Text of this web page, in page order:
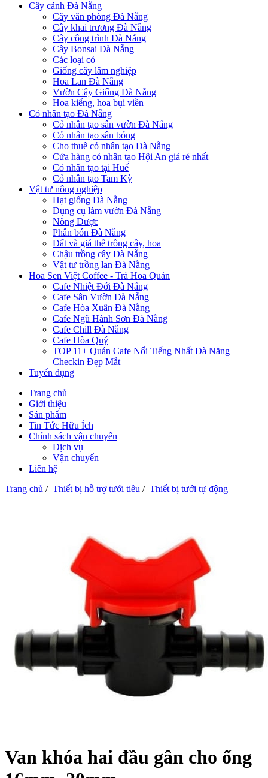
Cây cảnh Đà Nẵng
Cây văn phòng Đà Nẵng
Cây khai trương Đà Nẵng
Cây công trình Đà Nẵng
Cây Bonsai Đà Nẵng
Các loại cỏ
Giống cây lâm nghiệp
Hoa Lan Đà Nẵng
Vườn Cây Giống Đà Nẵng
Hoa kiểng, hoa bụi viền
Cỏ nhân tạo Đà Nẵng
Cỏ nhân tạo sân vườn Đà Nẵng
Cỏ nhân tạo sân bóng
Cho thuê cỏ nhân tạo Đà Nẵng
Cửa hàng cỏ nhân tạo Hội An giá rẻ nhất
Cỏ nhân tạo tại Huế
Cỏ nhân tạo Tam Kỳ
Vật tư nông nghiệp
Hạt giống Đà Nẵng
Dụng cụ làm vườn Đà Nẵng
Nông Dược
Phân bón Đà Nẵng
Đất và giá thể trồng cây, hoa
Chậu trồng cây Đà Nẵng
Vật tư trồng lan Đà Nẵng
Hoa Sen Việt Coffee - Trà Hoa Quán
Cafe Nhiệt Đới Đà Nẵng
Cafe Sân Vườn Đà Nẵng
Cafe Hòa Xuân Đà Nẵng
Cafe Ngũ Hành Sơn Đà Nẵng
Cafe Chill Đà Nẵng
Cafe Hòa Quý
TOP 11+ Quán Cafe Nổi Tiếng Nhất Đà Năng
Checkin Đẹp Mắt
Tuyển dụng
Trang chủ
Giới thiệu
Sản phẩm
Tin Tức Hữu Ích
Chính sách vận chuyển
Dịch vụ
Vận chuyển
Liên hệ
Trang chủ / Thiết bị hỗ trợ tưới tiêu / Thiết bị tưới tự động
Van khóa hai đầu gân cho ống